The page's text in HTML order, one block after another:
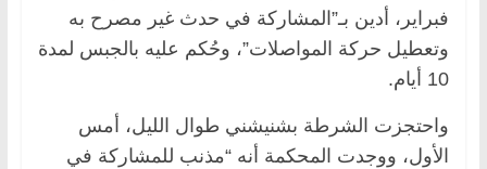
فبراير، أدين بـ”المشاركة في حدث غير مصرح به
وتعطيل حركة المواصلات”، وحُكم عليه بالجبس لمدة
10 أيام.
واحتجزت الشرطة بشنيشني طوال الليل، أمس
الأول، ووجدت المحكمة أنه “مذنب للمشاركة في